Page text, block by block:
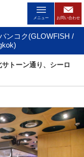
メニュー お問い合わせ
ンコク(GLOWFISH /
トーン通り、シーロ